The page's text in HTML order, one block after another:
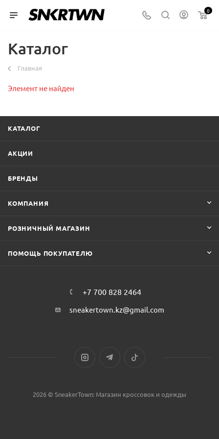
0
Каталог
Главная
Элемент не найден
КАТАЛОГ
АКЦИИ
БРЕНДЫ
КОМПАНИЯ
РОЗНИЧНЫЙ МАГАЗИН
ПОМОЩЬ ПОКУПАТЕЛЮ
+7 700 828 2464
sneakertown.kz@gmail.com
2026 © SneakerTown: Магазин кроссовок и одежды